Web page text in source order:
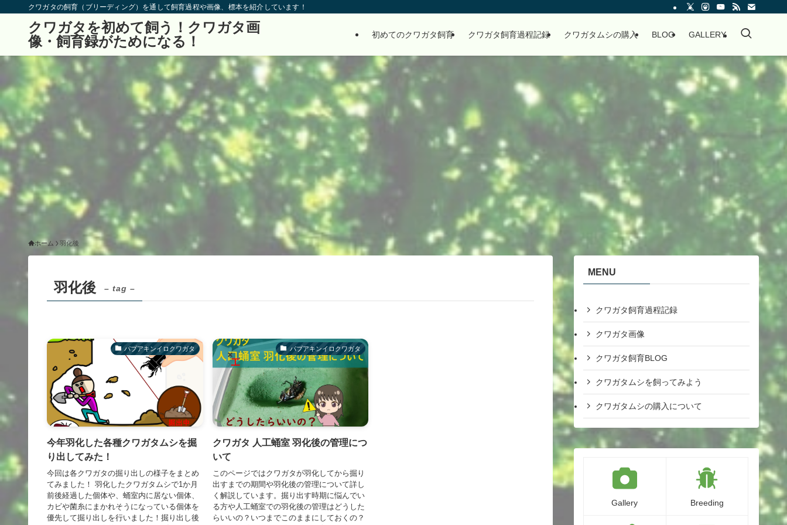
クワガタの飼育（ブリーディング）を通して飼育過程や画像、標本を紹介しています！
クワガタを初めて飼う！クワガタ画
像・飼育録がためになる！
初めてのクワガタ飼育 クワガタ飼育過程記録 クワガタムシの購入 BLOG GALLERY
ホーム 羽化後
羽化後 – tag –
パプアキンイロクワガタ
今年羽化した各種クワガタムシを掘
り出してみた！
今回は各クワガタの掘り出しの様子をまとめ
てみました！ 羽化したクワガタムシで1か月
前後経過した個体や、蛹室内に居ない個体、
カビや菌糸にまかれそうになっている個体を
優先して掘り出しを行いました！掘り出し後
パプアキンイロクワガタ
クワガタ 人工蛹室 羽化後の管理につ
いて
このページではクワガタが羽化してから掘り
出すまでの期間や羽化後の管理について詳し
く解説しています。掘り出す時期に悩んでい
る方や人工蛹室での羽化後の管理はどうした
らいいの？いつまでこのままにしておくの？
MENU
クワガタ飼育過程記録
クワガタ画像
クワガタ飼育BLOG
クワガタムシを飼ってみよう
クワガタムシの購入について
Gallery Breeding